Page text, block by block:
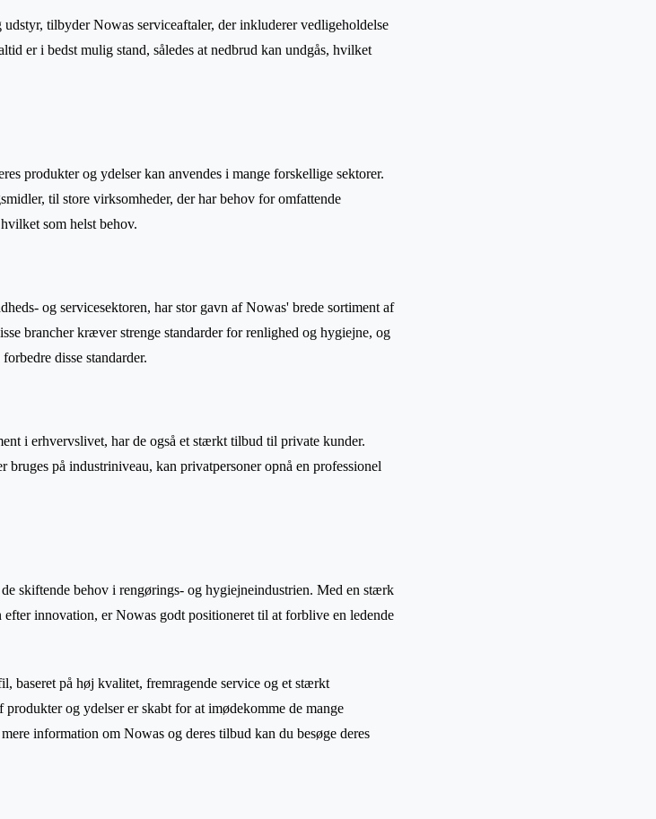
tilbyder Nowas serviceaftaler, der inkluderer vedligeholdelse
er i bedst mulig stand, således at nedbrud kan undgås, hvilket
produkter og ydelser kan anvendes i mange forskellige sektorer.
til store virksomheder, der har behov for omfattende
som helst behov.
og servicesektoren, har stor gavn af Nowas' brede sortiment af
brancher kræver strenge standarder for renlighed og hygiejne, og
disse standarder.
i erhvervslivet, har de også et stærkt tilbud til private kunder.
på industriniveau, kan privatpersoner opnå en professionel
skiftende behov i rengørings- og hygiejneindustrien. Med en stærk
innovation, er Nowas godt positioneret til at forblive en ledende
baseret på høj kvalitet, fremragende service og et stærkt
og ydelser er skabt for at imødekomme de mange
information om Nowas og deres tilbud kan du besøge deres